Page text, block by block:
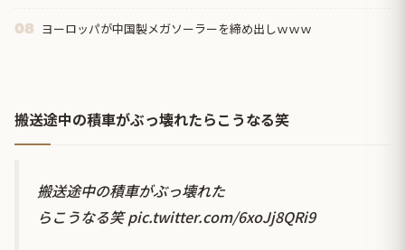
08 ヨーロッパが中国製メガソーラーを締め出しｗｗｗ
搬送途中の積車がぶっ壊れたらこうなる笑
搬送途中の積車がぶっ壊れた
らこうなる笑pic.twitter.com/6xoJj8QRi9